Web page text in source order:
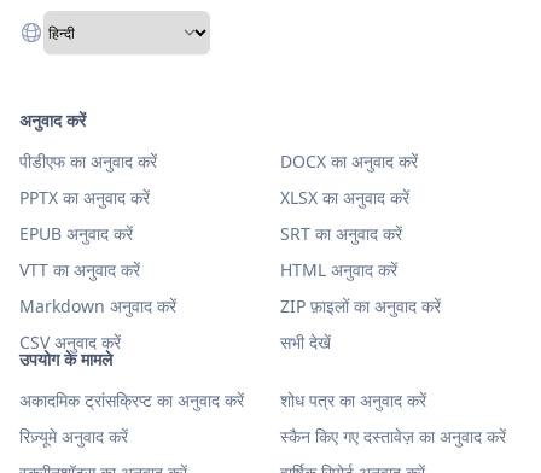
उपयोग के मामले
अकादमिक ट्रांसक्रिप्ट का अनुवाद करें
शोध पत्र का अनुवाद करें
रिज़्यूमे अनुवाद करें
स्कैन किए गए दस्तावेज़ का अनुवाद करें
अनुवाद करें
पीडीएफ का अनुवाद करें
DOCX का अनुवाद करें
PPTX का अनुवाद करें
XLSX का अनुवाद करें
EPUB अनुवाद करें
SRT का अनुवाद करें
VTT का अनुवाद करें
HTML अनुवाद करें
Markdown अनुवाद करें
ZIP फ़ाइलों का अनुवाद करें
CSV अनुवाद करें
सभी देखें